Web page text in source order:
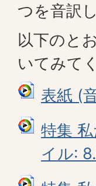
つを音訳
以下のと
いてみて
表紙 (
特集
イル: